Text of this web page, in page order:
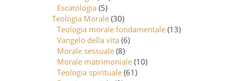
Escatologia (5)
Teologia Morale (30)
Teologia morale fondamentale (13)
Vangelo della vita (6)
Morale sessuale (8)
Morale matrimoniale (10)
Teologia spirituale (61)